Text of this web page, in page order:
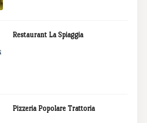
Restaurant La Spiaggia
Pizzeria Popolare Trattoria